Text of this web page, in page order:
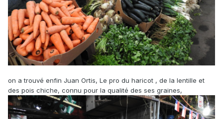
on a trouvé enfin Juan Ortis, Le pro du haricot , de la lentille et
des pois chiche, connu pour la qualité des ses graines,